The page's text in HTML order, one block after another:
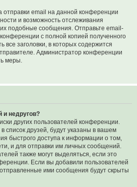
email на данной конференции
и возможность отслеживания
подобные сообщения. Отправьте email-
с полной копией полученного
все заголовки, в которых содержится
Администратор конференции
меры.
и недругов?
других пользователей конференции.
список друзей, будут указаны в вашем
быстрого доступа к информации о том,
и для отправки им личных сообщений.
также могут выделяться, если это
Если вы добавили пользователей
ими сообщения будут скрыты